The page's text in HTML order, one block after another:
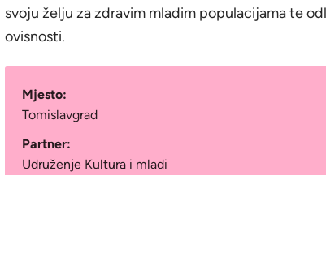
svoju želju za zdravim mladim populacijama te
ovisnosti.
Mjesto:
Tomislavgrad
Partner:
Udruženje Kultura i mladi